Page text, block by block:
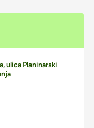
ulica Planinarski